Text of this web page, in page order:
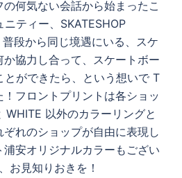
再
生
す
何気ない会話から始まったこ
ティー、SKATESHOP
段から同じ境遇にいる、スケ
協力し合って、スケートボー
とができたら、という想いで T
フロントプリントは各ショッ
WHITE 以外のカラーリングと
れのショップが自由に表現し
浦安オリジナルカラーもござい
お見知りおきを！